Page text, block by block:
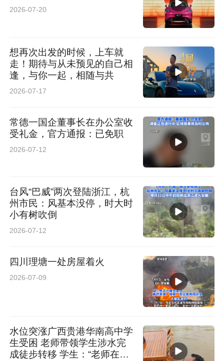
2026-07-20
想再次出发的时候，上车就
走！期待与从未预见的自己相
逢，与你一起，相随与共
2026-07-17
常德一国企董事长在办公室收
受礼金，官方通报：已免职
2026-07-12
台风“巴威”两次登陆浙江，杭
州市民：风基本没停，时大时
小有树吹倒
2026-07-12
四川理塘一处房屋着火
2026-07-09
水位突涨广西贵港华南高中学
生受困 老师带领学生涉水完
成徒步转移 学生：“老师在身